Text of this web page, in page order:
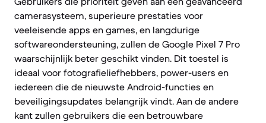
camerasysteem, superieure prestaties voor
veeleisende apps en games, en langdurige
softwareondersteuning, zullen de Google Pixel 7 Pro
waarschijnlijk beter geschikt vinden. Dit toestel is
ideaal voor fotografieliefhebbers, power-users en
iedereen die de nieuwste Android-functies en
beveiligingsupdates belangrijk vindt. Aan de andere
kant zullen gebruikers die een betrouwbare